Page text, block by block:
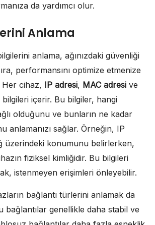
da yardımcı olur.
Anlama
anlama, ağınızdaki güvenliği
performansını optimize etmenize
Her cihaz, IP adresi, MAC adresi ve
bilgileri içerir. Bu bilgiler, hangi
olduğunu ve bunların ne kadar
anlamanızı sağlar. Örneğin, IP
üzerindeki konumunu belirlerken,
fiziksel kimliğidir. Bu bilgileri
istenmeyen erişimleri önleyebilir.
bağlantı türlerini anlamak da
bağlantılar genellikle daha stabil ve